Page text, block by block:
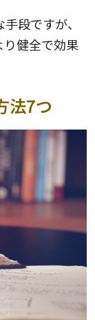
段ですが、
り健全で効果
法7つ